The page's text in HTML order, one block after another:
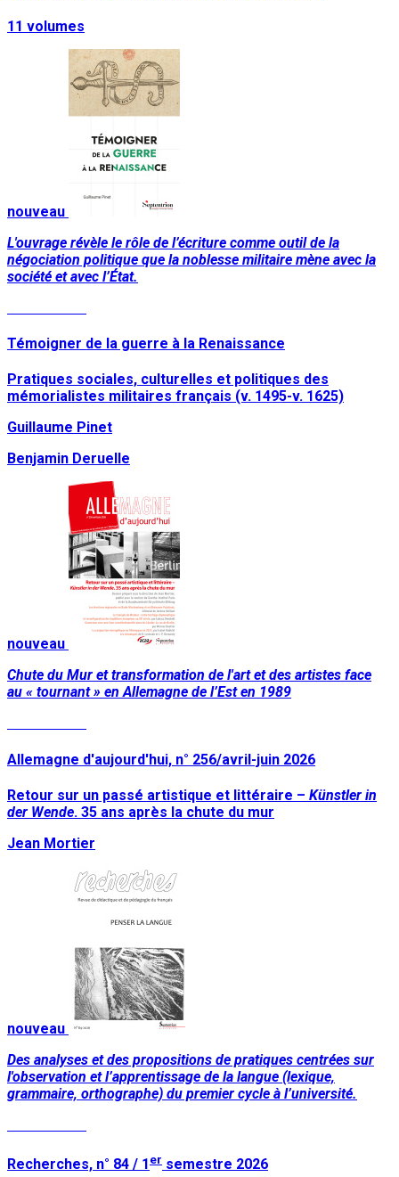
11 volumes
nouveau
L'ouvrage révèle le rôle de l’écriture comme outil de la
négociation politique que la noblesse militaire mène avec la
société et avec l’État.
Témoigner de la guerre à la Renaissance
Pratiques sociales, culturelles et politiques des
mémorialistes militaires français (v. 1495-v. 1625)
Guillaume Pinet
Benjamin Deruelle
nouveau
Chute du Mur et transformation de l'art et des artistes face
au « tournant » en Allemagne de l’Est en 1989
Allemagne d'aujourd'hui, n° 256/avril-juin 2026
Retour sur un passé artistique et littéraire – Künstler in
der Wende. 35 ans après la chute du mur
Jean Mortier
nouveau
Des analyses et des propositions de pratiques centrées sur
l'observation et l’apprentissage de la langue (lexique,
grammaire, orthographe) du premier cycle à l’université.
Recherches, n° 84 / 1 er semestre 2026